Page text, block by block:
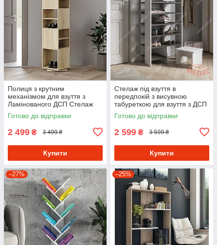
Полиця з крутним
механізмом для взуття з
Ламінованого ДСП Стелаж
обертовий в передпокій
Готово до відправки
2 499 ₴ 3 499 ₴
Купити
Стелаж під взуття в
передпокій з висувною
табуреткою для взуття з ДСП
Взуттєва полиця з 6
осередками 60 см шириною
Готово до відправки
2 599 ₴ 3 599 ₴
Купити
–27% –25%